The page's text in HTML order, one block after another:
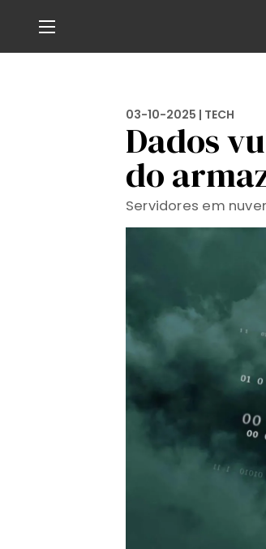
03-10-2025 | TECH
Dados
do
Servidores em